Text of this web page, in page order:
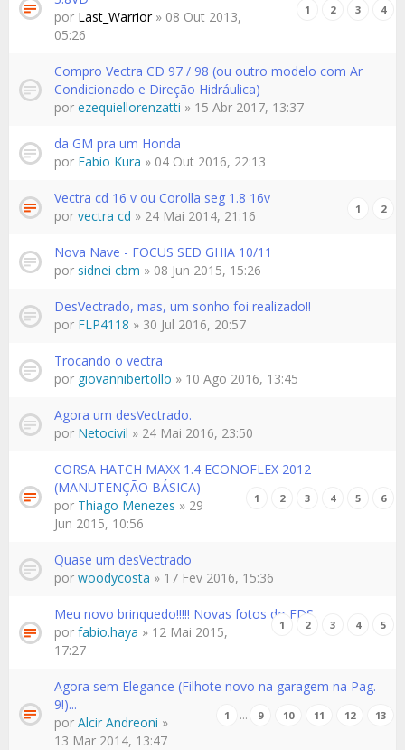
1 2 3 4
por Last_Warrior» 08 Out 2013,
05:26
Compro Vectra CD 97 / 98 (ou outro modelo com Ar
Condicionado e Direção Hidráulica)
por ezequiellorenzatti » 15 Abr 2017, 13:37
da GM pra um Honda
por Fabio Kura » 04 Out 2016, 22:13
Vectra cd 16 v ou Corolla seg 1.8 16v
1 2
por vectra cd » 24 Mai 2014, 21:16
Nova Nave - FOCUS SED GHIA 10/11
por sidnei cbm » 08 Jun 2015, 15:26
DesVectrado, mas, um sonho foi realizado!!
por FLP4118 » 30 Jul 2016, 20:57
Trocando o vectra
por giovannibertollo » 10 Ago 2016, 13:45
Agora um desVectrado.
por Netocivil » 24 Mai 2016, 23:50
CORSA HATCH MAXX 1.4 ECONOFLEX 2012
(MANUTENÇÃO BÁSICA)
1 2 3 4 5 6
por Thiago Menezes » 29
Jun 2015, 10:56
Quase um desVectrado
por woodycosta » 17 Fev 2016, 15:36
Meu novo brinquedo!!!!! Novas fotos do FDS
1 2 3 4 5
por fabio.haya » 12 Mai 2015,
17:27
Agora sem Elegance (Filhote novo na garagem na Pag.
9!)...
1 … 9 10 11 12 13
por Alcir Andreoni »
13 Mar 2014, 13:47